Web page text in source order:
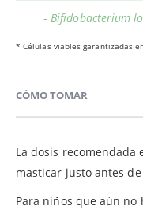
-Bifidobacterium
* Células viables garantizadas
CÓMO TOMAR
La dosis recomendada
masticar justo antes
Para niños que aún no